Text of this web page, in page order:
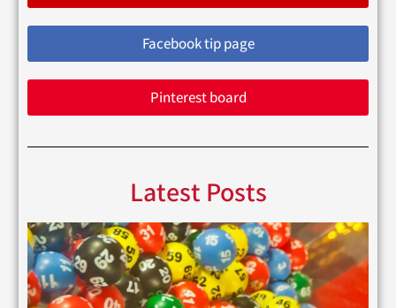
Facebook tip page
Pinterest board
Latest Posts